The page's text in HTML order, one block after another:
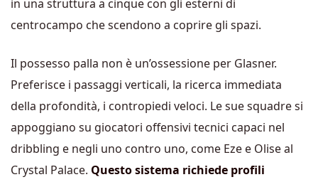
in una struttura a cinque con gli esterni di
centrocampo che scendono a coprire gli spazi.
Il possesso palla non è un’ossessione per Glasner.
Preferisce i passaggi verticali, la ricerca immediata
della profondità, i contropiedi veloci. Le sue squadre si
appoggiano su giocatori offensivi tecnici capaci nel
dribbling e negli uno contro uno, come Eze e Olise al
Crystal Palace. Questo sistema richiede profili